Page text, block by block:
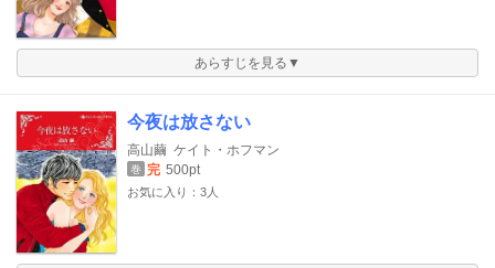
あらすじを見る▼
今夜は放さない
高山繭 ケイト・ホフマン
巻 完 500pt
お気に入り：3人